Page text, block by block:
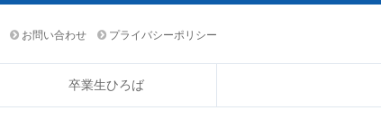
お問い合わせ プライバシーポリシー
卒業生ひろば